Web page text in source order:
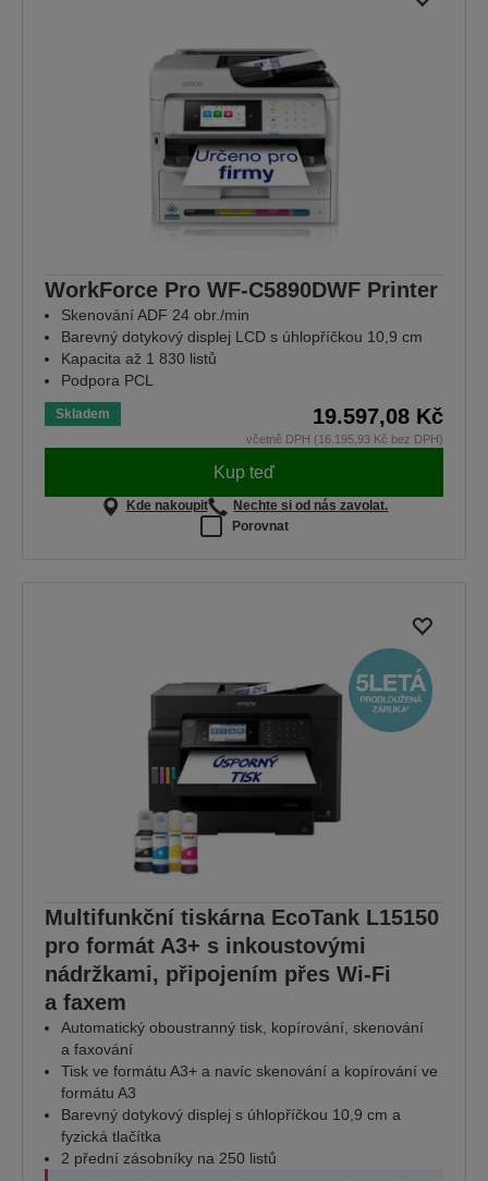
WorkForce Pro WF-C5890DWF Printer
Skenování ADF 24 obr./min
Barevný dotykový displej LCD s úhlopříčkou 10,9 cm
Kapacita až 1 830 listů
Podpora PCL
Skladem 19.597,08 Kč
včetně DPH (16.195,93 Kč bez DPH)
Kup teď
Kde nakoupit
Nechte si od nás zavolat.
Porovnat
Multifunkční tiskárna EcoTank L15150
pro formát A3+ s inkoustovými
nádržkami, připojením přes Wi-Fi
a faxem
Automatický oboustranný tisk, kopírování, skenování
a faxování
Tisk ve formátu A3+ a navíc skenování a kopírování ve
formátu A3
Barevný dotykový displej s úhlopříčkou 10,9 cm a
fyzická tlačítka
2 přední zásobníky na 250 listů